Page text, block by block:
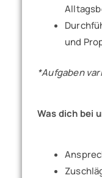
und
*Aufgaben
Was dich bei